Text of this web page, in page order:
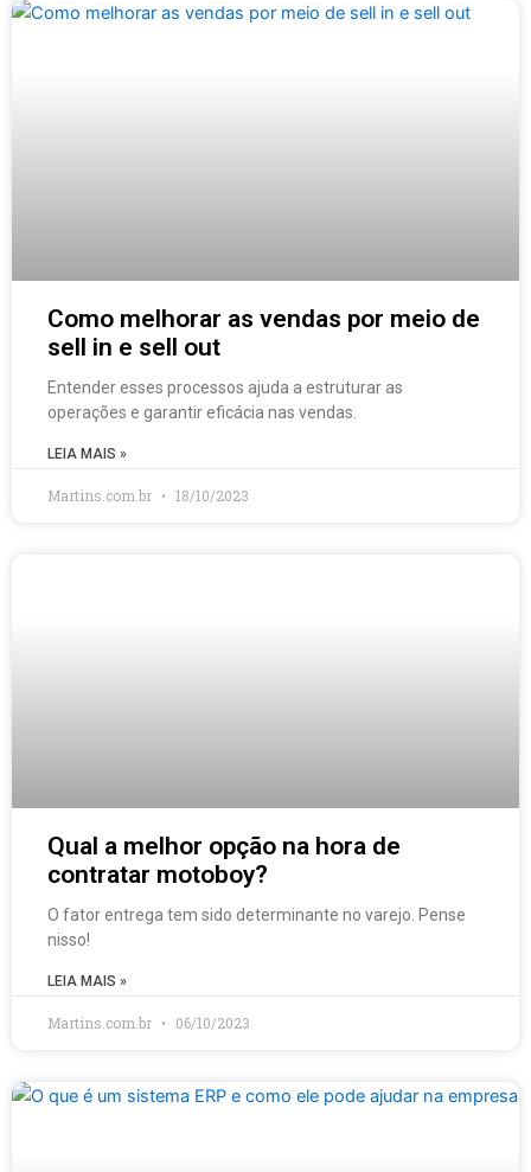
Como melhorar as vendas por meio de
sell in e sell out
Entender esses processos ajuda a estruturar as
operações e garantir eficácia nas vendas.
LEIA MAIS »
Martins.com.br 18/10/2023
Qual a melhor opção na hora de
contratar motoboy?
O fator entrega tem sido determinante no varejo. Pense
nisso!
LEIA MAIS »
Martins.com.br 06/10/2023